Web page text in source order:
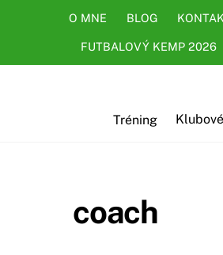
O MNE BLOG
FUTBALOVÝ KEMP 2026
Tréning
coach